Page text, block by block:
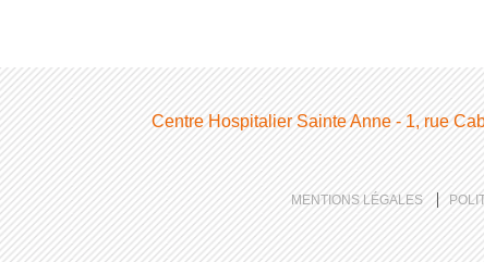
Centre Hospitalier Sainte Anne - 1, rue
MENTIONS LÉGALES